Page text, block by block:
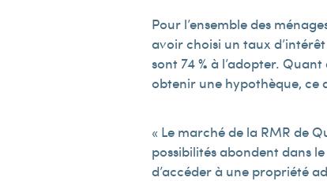
Pour l’ensemble des
avoir choisi un taux
sont 74 % à l’adopter.
obtenir une hypothèque, ce
« Le marché de la RMR de
possibilités abondent dans
d’accéder à une propriété